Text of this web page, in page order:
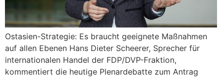
Ostasien-Strategie: Es braucht geeignete Maßnahmen
auf allen Ebenen Hans Dieter Scheerer, Sprecher für
internationalen Handel der FDP/DVP-Fraktion,
kommentiert die heutige Plenardebatte zum Antrag